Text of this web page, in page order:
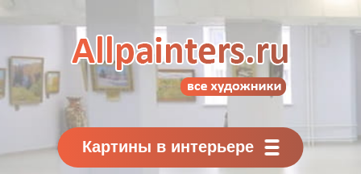
Картины классиков
и современников
Картины в интерьере